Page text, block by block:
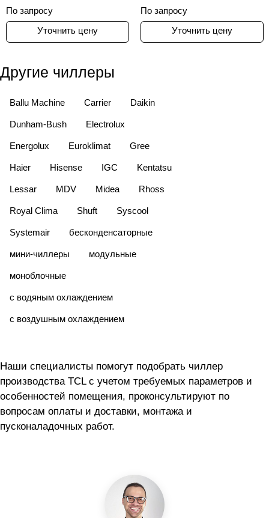
По запросу
Уточнить цену
По запросу
Уточнить цену
Другие чиллеры
Ballu Machine Carrier Daikin
Dunham-Bush Electrolux
Energolux Euroklimat Gree
Haier Hisense IGC Kentatsu
Lessar MDV Midea Rhoss
Royal Clima Shuft Syscool
Systemair бесконденсаторные
мини-чиллеры модульные
моноблочные
с водяным охлаждением
с воздушным охлаждением
Наши специалисты помогут подобрать чиллер
производства TCL с учетом требуемых параметров и
особенностей помещения, проконсультируют по
вопросам оплаты и доставки, монтажа и
пусконаладочных работ.